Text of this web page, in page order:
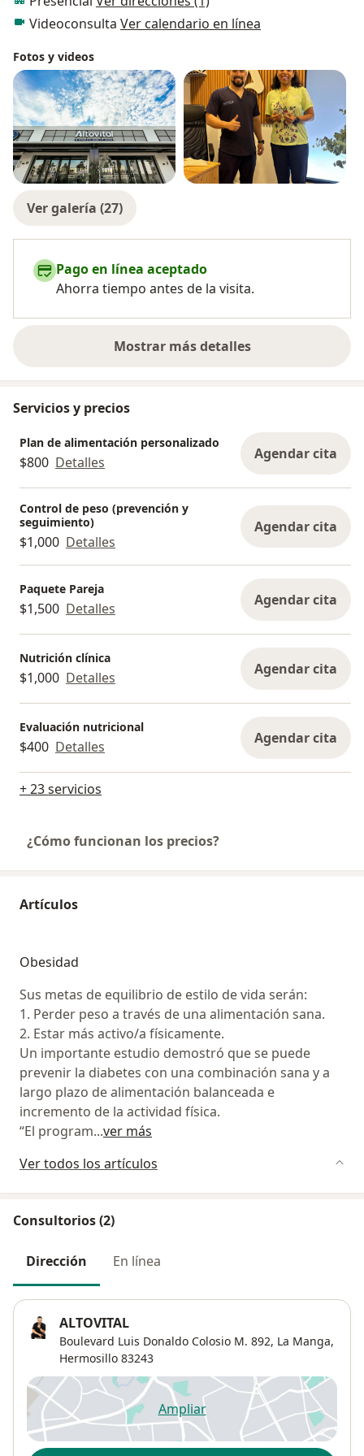
-Disminución/Optimización de grasa corporal.
-Mejora en el estilo de vida.
-Suplementación adecuada.
Seguimos preparándonos para un mejor servicio y
trato hacia nuestro clientes.
Videoconsulta Ver calendario en línea
Fotos y videos
Ver galería (27)
Pago en línea aceptado
Ahorra tiempo antes de la visita.
Mostrar más detalles
sobre la experiencia
Servicios y precios
Plan de alimentación personalizado
$800 Detalles Agendar cita
Control de peso (prevención y
seguimiento)
$1,000 Detalles
Agendar cita
Paquete Pareja
$1,500 Detalles Agendar cita
Nutrición clínica
$1,000 Detalles Agendar cita
Evaluación nutricional
$400 Detalles Agendar cita
+ 23 servicios
¿Cómo funcionan los precios?
Artículos
Obesidad
Sus metas de equilibrio de estilo de vida serán:
1. Perder peso a través de una alimentación sana.
2. Estar más activo/a físicamente.
Un importante estudio demostró que se puede
prevenir la diabetes con una combinación sana y a
largo plazo de alimentación balanceada e
incremento de la actividad física.
“El program...ver más
Ver todos los artículos
Consultorios (2)
Dirección En línea
ALTOVITAL
Boulevard Luis Donaldo Colosio M. 892, La Manga,
Hermosillo 83243
Ampliarse abre en una nueva